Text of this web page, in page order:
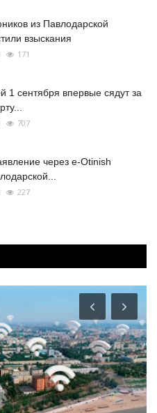
из Павлодарской
взыскания
171
1 сентября впервые сядут за
707
через e-Otinish
227